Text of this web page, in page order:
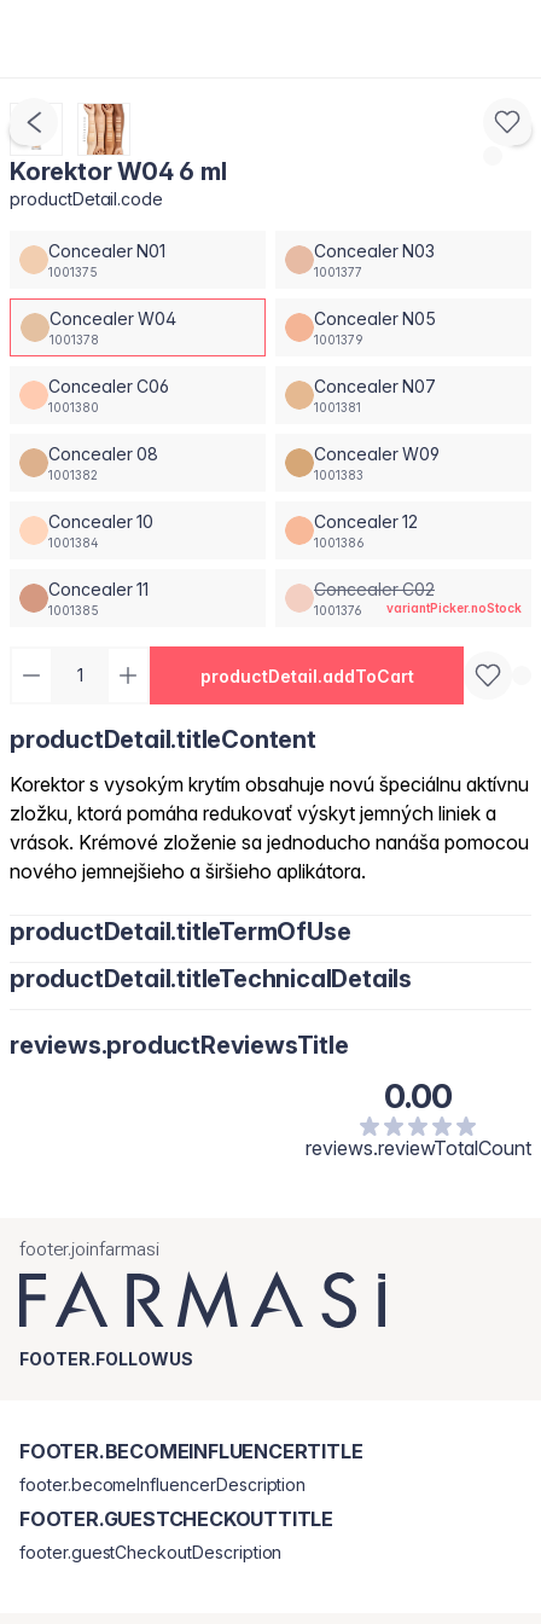
Korektor W04 6 ml
productDetail.code
Concealer N01
1001375
Concealer N03
1001377
Concealer W04
1001378
Concealer N05
1001379
Concealer C06
1001380
Concealer N07
1001381
Concealer 08
1001382
Concealer W09
1001383
Concealer 10
1001384
Concealer 12
1001386
Concealer 11
1001385
Concealer C02
1001376 variantPicker.noStock
productDetail.addToCart
productDetail.titleContent
Korektor s vysokým krytím obsahuje novú špeciálnu aktívnu
zložku, ktorá pomáha redukovať výskyt jemných liniek a
vrások. Krémové zloženie sa jednoducho nanáša pomocou
nového jemnejšieho a širšieho aplikátora.
productDetail.titleTermOfUse
productDetail.titleTechnicalDetails
reviews.productReviewsTitle
0.00
reviews.reviewTotalCount
footer.joinfarmasi
FOOTER.FOLLOWUS
FOOTER.BECOMEINFLUENCERTITLE
footer.becomeInfluencerDescription
FOOTER.GUESTCHECKOUTTITLE
footer.guestCheckoutDescription